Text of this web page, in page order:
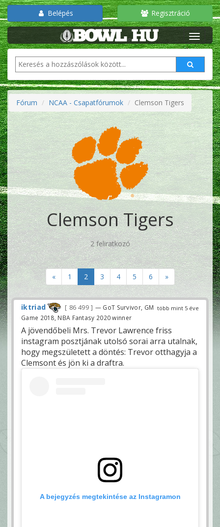
Belépés Regisztráció
Fórum NCAA - Csapatfórumok Clemson Tigers
Clemson Tigers
2 feliratkozó
« 1 2 3 4 5 6 »
több mint 5 éve
iktriad 86 499
— GoT Survivor, GM
Game 2018, NBA Fantasy 2020 winner
A jövendőbeli Mrs. Trevor Lawrence friss
instagram posztjának utolsó sorai arra utalnak,
hogy megszületett a döntés: Trevor otthagyja a
Clemsont és jön ki a draftra.
A bejegyzés megtekintése az Instagramon